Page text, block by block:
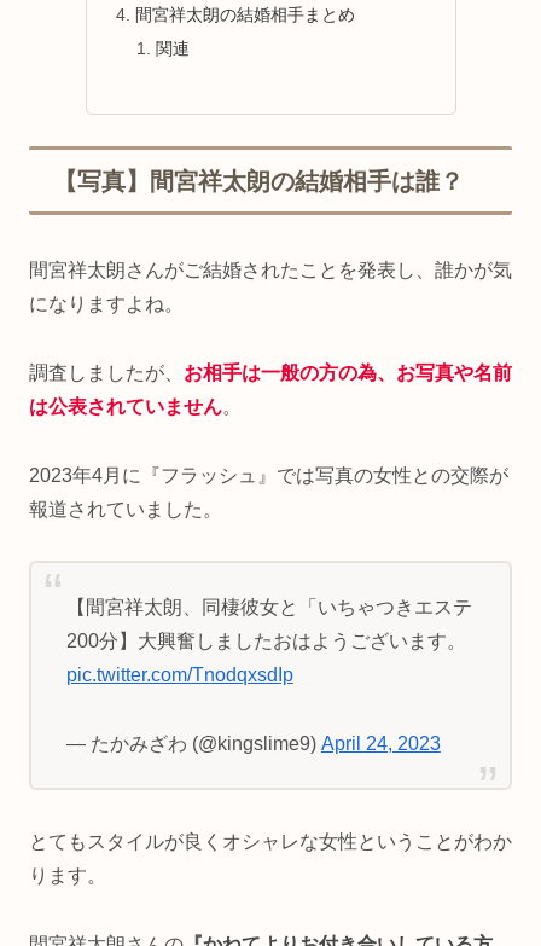
間宮祥太朗の結婚相手まとめ
関連
【写真】間宮祥太朗の結婚相手は誰？
間宮祥太朗さんがご結婚されたことを発表し、誰かが気
になりますよね。
調査しましたが、 お相手は一般の方の為、お写真や名前
は公表されていません。
2023年4月に『フラッシュ』では写真の女性との交際が
報道されていました。
【間宮祥太朗、同棲彼女と「いちゃつきエステ
200分】大興奮しましたおはようございます。
pic.twitter.com/TnodqxsdIp
— たかみざわ (@kingslime9) April 24, 2023
とてもスタイルが良くオシャレな女性ということがわか
ります。